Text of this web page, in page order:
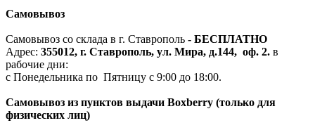
Самовывоз
Самовывоз со склада в г. Ставрополь - БЕСПЛАТНО
Адрес: 355012, г. Ставрополь, ул. Мира, д.144, оф. 2. в
рабочие дни:
с Понедельника по Пятницу с 9:00 до 18:00.
Самовывоз из пунктов выдачи Boxberry (только для
физических лиц)